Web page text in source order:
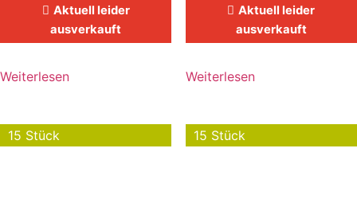
Aktuell leider
ausverkauft
Weiterlesen
Aktuell leider
ausverkauft
Weiterlesen
15 Stück 15 Stück